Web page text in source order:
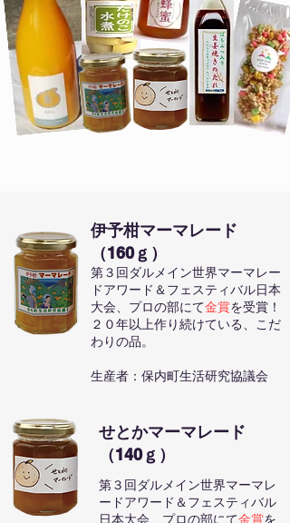
伊予柑マーマレード
（160ｇ）
第３回ダルメイン世界マーマレー
ドアワード＆ フェスティバル日本
大会、プロの部にて金賞を受賞！
２０年以上作り続けている、こだ
わりの品。
生産者：保内町生活研究協議会
せとかマーマレード
（140ｇ）
第３回ダルメイン世界マーマレ
ードアワード＆ フェスティバル
日本大会、プロの部にて金賞を